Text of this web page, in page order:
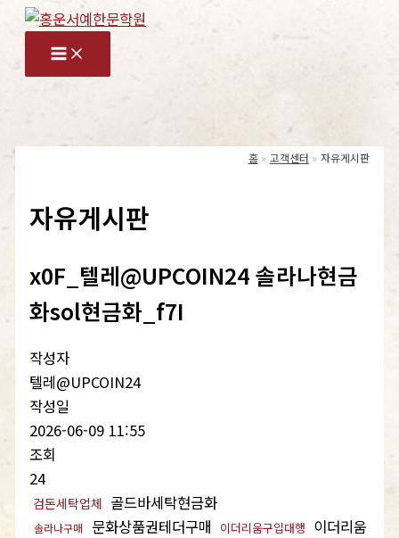
홈 고객센터 자유게시판
자유게시판
x0F_텔레@UPCOIN24 솔라나현금
화sol현금화_f7I
작성자
텔레@UPCOIN24
작성일
2026-06-09 11:55
조회
24
검돈세탁업체 골드바세탁현금화
솔라나구매 문화상품권테더구매 이더리움구입대행 이더리움